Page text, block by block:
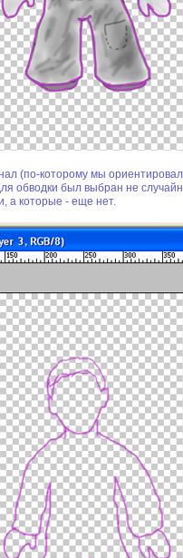
(по-которому мы
обводки был выбран не
а которые - еще нет.